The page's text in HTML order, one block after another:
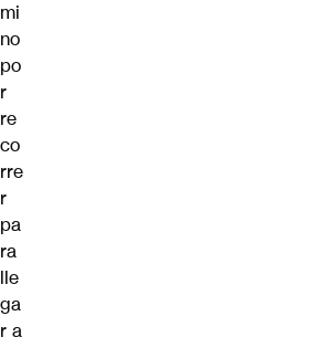
mi
no
po
r
re
co
rre
r
pa
ra
lle
ga
r a